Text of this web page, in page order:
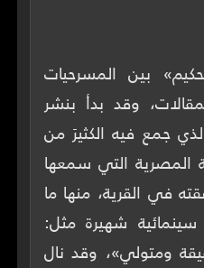
بين المسرحيات
وقد بدأ بنشر
جمع فيه الكثيرَ من
المصرية التي سمعها
في القرية، منها ما
شهيرة مثل:
ومتولي»، وقد نال